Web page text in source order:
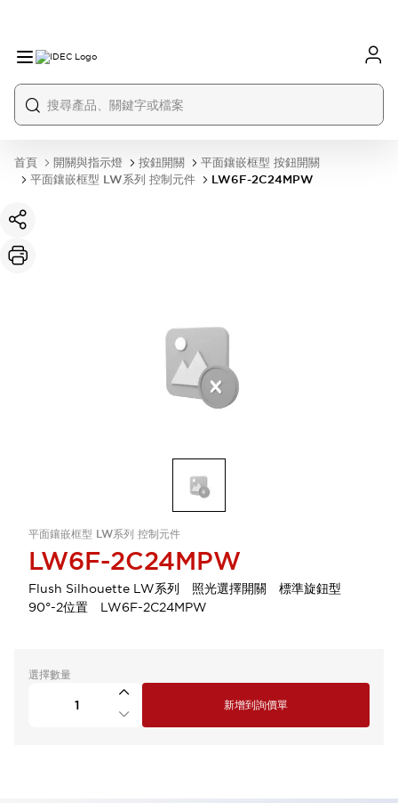
首頁 開關與指示燈 按鈕開關
平面鑲嵌框型 按鈕開關
平面鑲嵌框型 LW系列 控制元件
LW6F-2C24MPW
平面鑲嵌框型 LW系列 控制元件
LW6F-2C24MPW
Flush Silhouette LW系列 照光選擇開關 標準旋鈕型
90°-2位置 LW6F-2C24MPW
選擇數量
新增到詢價單